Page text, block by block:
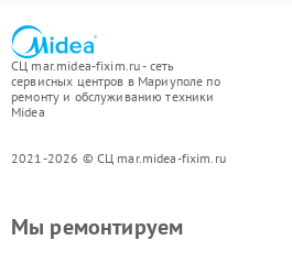
СЦ mar.midea-fixim.ru - сеть
сервисных центров в Мариуполе по
ремонту и обслуживанию техники
Midea
2021-2026 © СЦ mar.midea-fixim.ru
Мы ремонтируем